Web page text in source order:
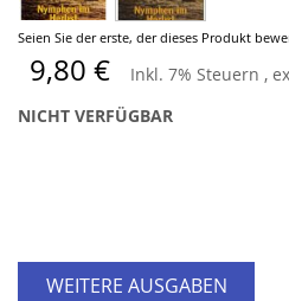
Seien Sie der erste, der dieses Produkt
9,80 € Inkl. 7% Steuern ,
NICHT VERFÜGBAR
WEITERE AUSGABEN
Zum
Anfang
der
Bildergalerie
springen